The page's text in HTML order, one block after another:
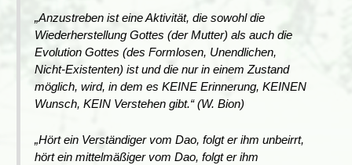
„Anzustreben ist eine Aktivität, die sowohl die
Wiederherstellung Gottes (der Mutter) als auch die
Evolution Gottes (des Formlosen, Unendlichen,
Nicht-Existenten) ist und die nur in einem Zustand
möglich, wird, in dem es KEINE Erinnerung, KEINEN
Wunsch, KEIN Verstehen gibt.“ (W. Bion)
„Hört ein Verständiger vom Dao, folgt er ihm unbeirrt,
hört ein mittelmäßiger vom Dao, folgt er ihm